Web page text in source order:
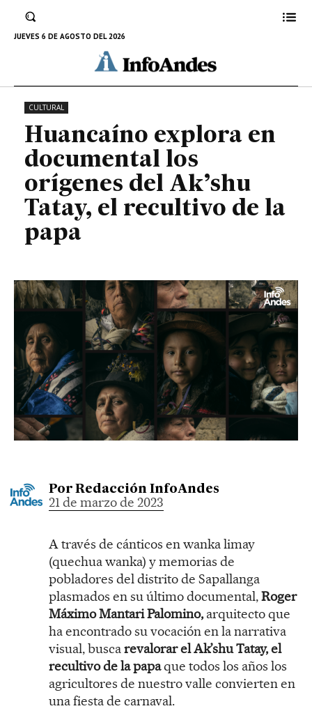
JUEVES 6 DE AGOSTO DEL 2026
Ak’shu Tatay, el recultivo de la
21 DE MARZO DE 2023
CULTURAL
Huancaíno explora en
documental los
orígenes del Ak’shu
Tatay, el recultivo de la
papa
Por Redacción InfoAndes
21 de marzo de 2023
A través de cánticos en wanka limay
(quechua wanka) y memorias de
pobladores del distrito de Sapallanga
plasmados en su último documental,Roger
Máximo Mantari Palomino, arquitecto que
ha encontrado su vocación en la narrativa
visual, buscarevalorar el Ak’shu Tatay, el
recultivo de la papaque todos los años los
agricultores de nuestro valle convierten en
una fiesta de carnaval.